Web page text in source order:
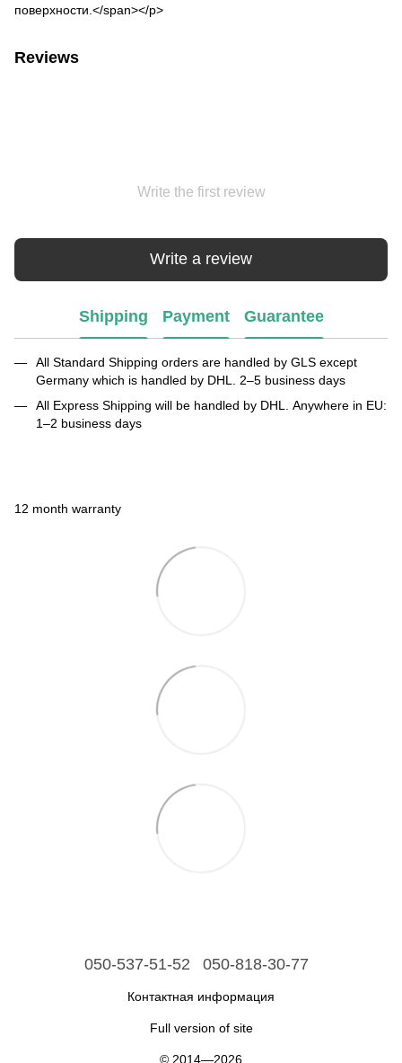
поверхности.</span></p>
Reviews
Write the first review
Write a review
Shipping Payment Guarantee
All Standard Shipping orders are handled by GLS except
Germany which is handled by DHL. 2–5 business days
All Express Shipping will be handled by DHL. Anywhere in EU:
1–2 business days
12 month warranty
050-537-51-52 050-818-30-77
Контактная информация
Full version of site
© 2014—2026